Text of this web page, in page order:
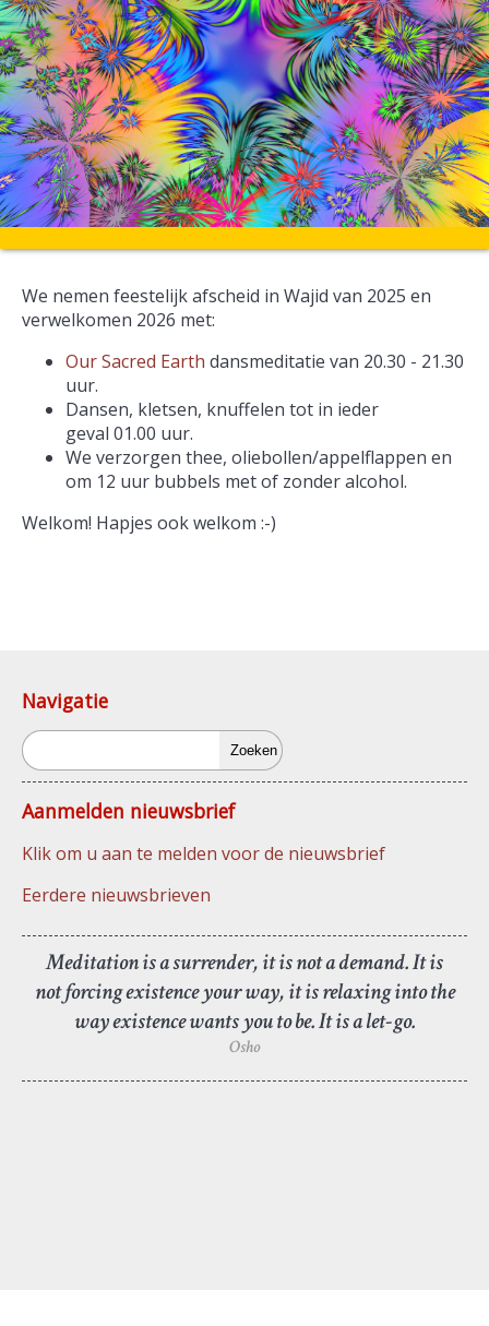
We nemen feestelijk afscheid in Wajid van 2025 en
verwelkomen 2026 met:
Our Sacred Earth dansmeditatie van 20.30 - 21.30
uur.
Dansen, kletsen, knuffelen tot in ieder
geval 01.00 uur.
We verzorgen thee, oliebollen/appelflappen en
om 12 uur bubbels met of zonder alcohol.
Welkom! Hapjes ook welkom :-)
Navigatie
Zoeken
Aanmelden nieuwsbrief
Klik om u aan te melden voor de nieuwsbrief
Eerdere nieuwsbrieven
Meditation is a surrender, it is not a demand. It is
not forcing existence your way, it is relaxing into the
way existence wants you to be. It is a let-go.
Osho